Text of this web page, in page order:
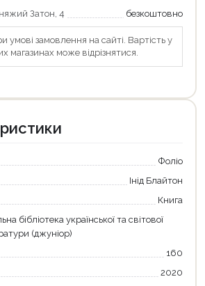
Затон, 4
безкоштовно
умові замовлення на сайті. Вартість у
магазинах може відрізнятися.
Фоліо
Інід Блайтон
Книга
бібліотека української та світової
(джуніор)
160
2020